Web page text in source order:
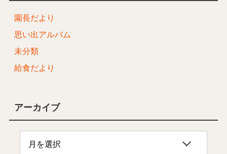
園長だより
思い出アルバム
未分類
給食だより
アーカイブ